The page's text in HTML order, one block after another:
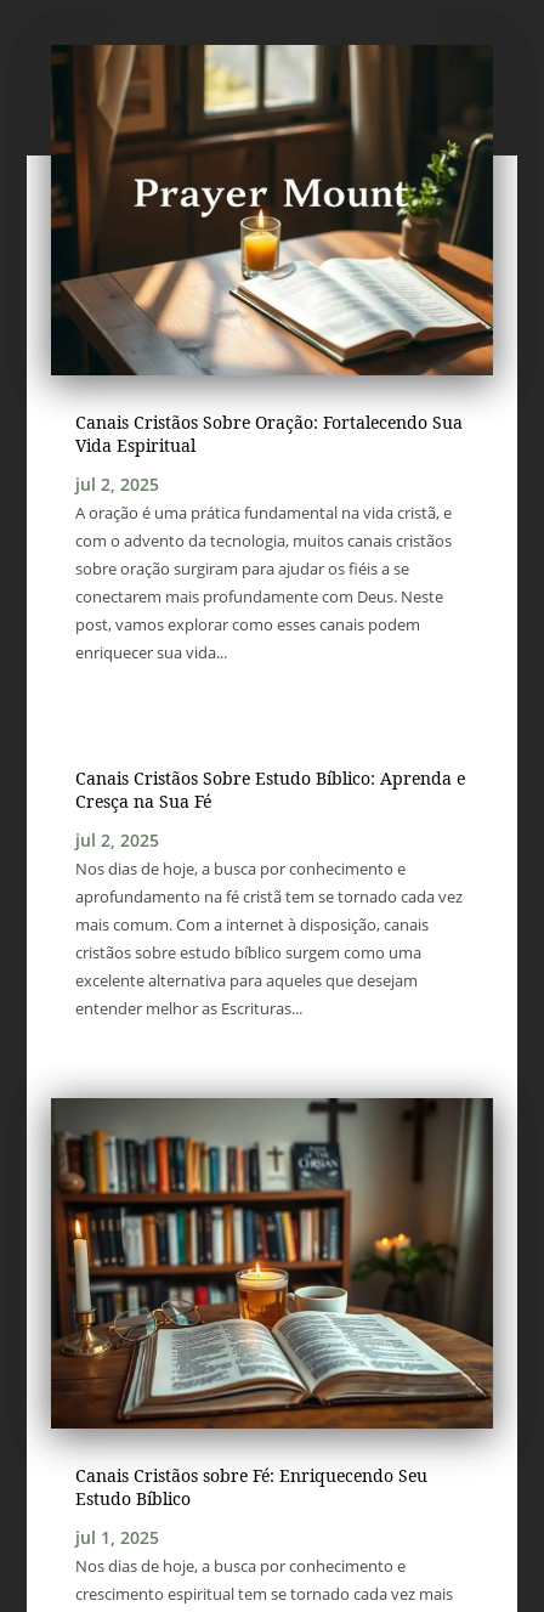
Canais Cristãos Sobre Oração: Fortalecendo Sua
Vida Espiritual
jul 2, 2025
A oração é uma prática fundamental na vida cristã, e
com o advento da tecnologia, muitos canais cristãos
sobre oração surgiram para ajudar os fiéis a se
conectarem mais profundamente com Deus. Neste
post, vamos explorar como esses canais podem
enriquecer sua vida...
Canais Cristãos Sobre Estudo Bíblico: Aprenda e
Cresça na Sua Fé
jul 2, 2025
Nos dias de hoje, a busca por conhecimento e
aprofundamento na fé cristã tem se tornado cada vez
mais comum. Com a internet à disposição, canais
cristãos sobre estudo bíblico surgem como uma
excelente alternativa para aqueles que desejam
entender melhor as Escrituras...
Canais Cristãos sobre Fé: Enriquecendo Seu
Estudo Bíblico
jul 1, 2025
Nos dias de hoje, a busca por conhecimento e
crescimento espiritual tem se tornado cada vez mais